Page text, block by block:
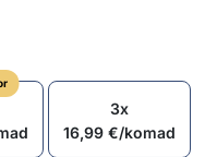
mogućim
kuhinju,
tvrdokorne mrlje
upija vodu
3x
16,99€/komad